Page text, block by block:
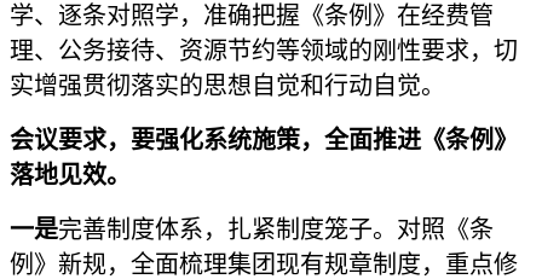
学、逐条对照学，准确把握《条例》在经费管
理、公务接待、资源节约等领域的刚性要求，切
实增强贯彻落实的思想自觉和行动自觉。
会议要求，要强化系统施策，全面推进《条例》
落地见效。
一是完善制度体系，扎紧制度笼子。对照《条
例》新规，全面梳理集团现有规章制度，重点修